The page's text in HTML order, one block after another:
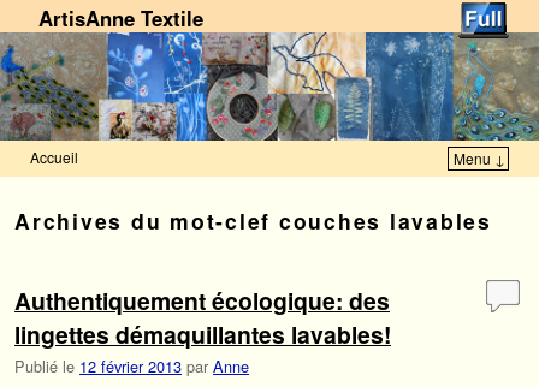
ArtisAnne Textile
Accueil Menu ↓
Archives du mot-clef couches lavables
Authentiquement écologique: des
lingettes démaquillantes lavables!
Publié le 12 février 2013 par Anne